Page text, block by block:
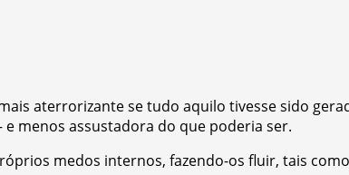
aterrorizante se tudo aquilo tivesse sido
e menos assustadora do que poderia ser.
medos internos, fazendo-os fluir, tais